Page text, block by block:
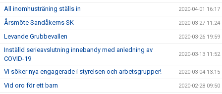
All inomhusträning ställs in 2020-04-01 16:17
Årsmöte Sandåkerns SK 2020-03-27 11:24
Levande Grubbevallen 2020-03-26 19:59
Inställd serieavslutning innebandy med anledning av
COVID-19
2020-03-13 11:52
Vi söker nya engagerade i styrelsen och arbetsgrupper! 2020-03-04 13:15
Vid oro för ett barn 2020-02-28 09:50